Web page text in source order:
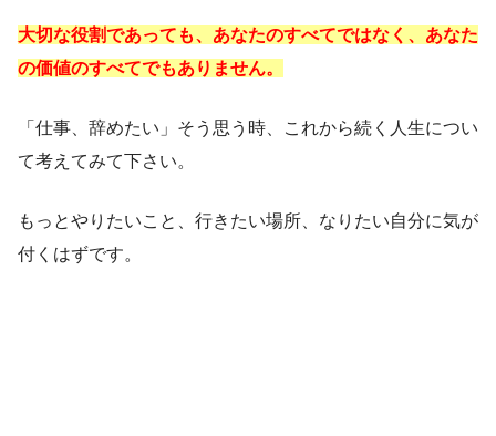
大切な役割であっても、あなたのすべてではなく、あなた
の価値のすべてでもありません。
「仕事、辞めたい」そう思う時、これから続く人生につい
て考えてみて下さい。
もっとやりたいこと、行きたい場所、なりたい自分に気が
付くはずです。